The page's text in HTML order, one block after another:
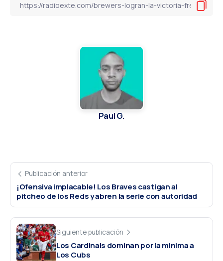
Paul G.
Publicación anterior
¡Ofensiva implacable! Los Braves castigan al
pitcheo de los Reds y abren la serie con autoridad
Siguiente publicación
Los Cardinals dominan por la minima a
Los Cubs